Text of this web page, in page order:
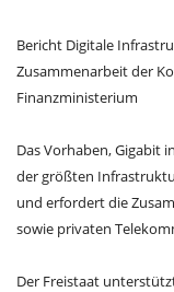
Bericht Digitale
Zusammenarbeit der
Finanzministerium
Das Vorhaben, Gigabit
der größten
und erfordert die
sowie privaten
Der Freistaat